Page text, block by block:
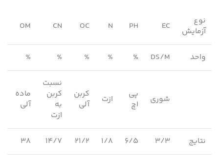
نوع
آزمایش
EC
PH
N
OC
CN
OM
واحد DS/M
%
%
%
%
%
شوری
پی
اچ
ازت
کربن
آلی
نسبت
کربن
به
ازت
ماده
آلی
نتایج ۳/۳ ۶/۵ ۱/۸ ۲۱/۲ ۱۴/۷ ۳۸